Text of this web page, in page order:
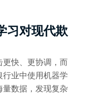
习对现代欺
快、更协调，而
行业中使用机器学
量数据，发现复杂